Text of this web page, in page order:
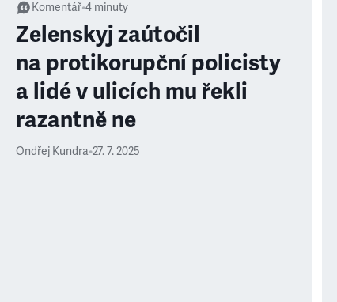
Komentář•4 minuty
Zelenskyj zaútočil
na protikorupční policisty
a lidé v ulicích mu řekli
razantně ne
Ondřej Kundra•27. 7. 2025